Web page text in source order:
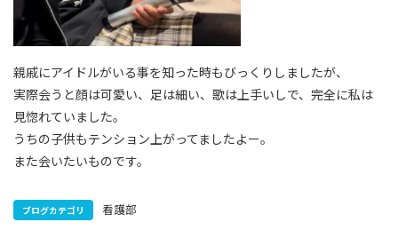
親戚にアイドルがいる事を知った時もびっくりしましたが、
実際会うと顔は可愛い、足は細い、歌は上手いしで、完全に私は
見惚れていました。
うちの子供もテンション上がってましたよー。
また会いたいものです。
ブログカテゴリ 看護部